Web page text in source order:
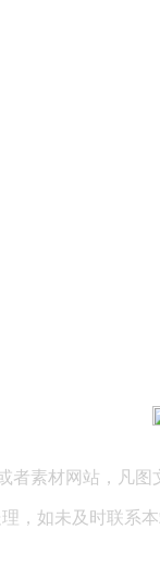
素材网站，凡
，如未及时联系